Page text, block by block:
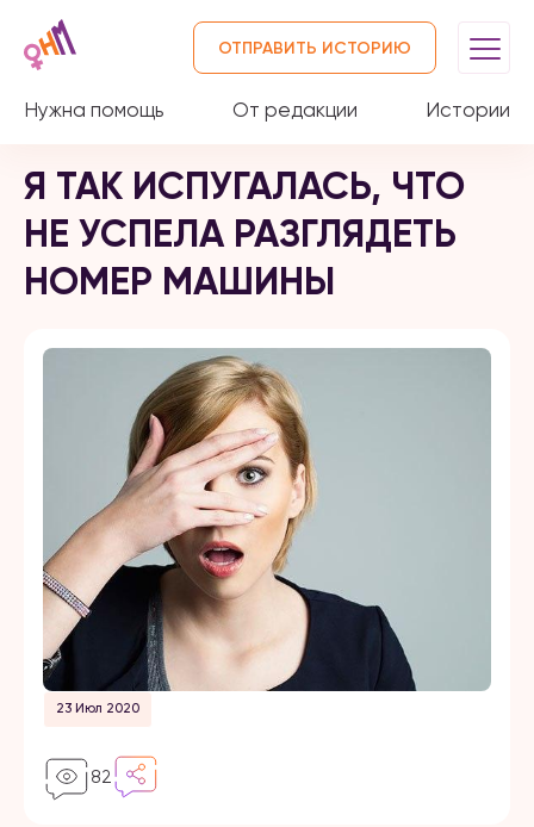
Нужна помощь От редакции Истории
ОТПРАВИТЬ ИСТОРИЮ
Я ТАК ИСПУГАЛАСЬ, ЧТО
НЕ УСПЕЛА РАЗГЛЯДЕТЬ
НОМЕР МАШИНЫ
23 Июл 2020
82